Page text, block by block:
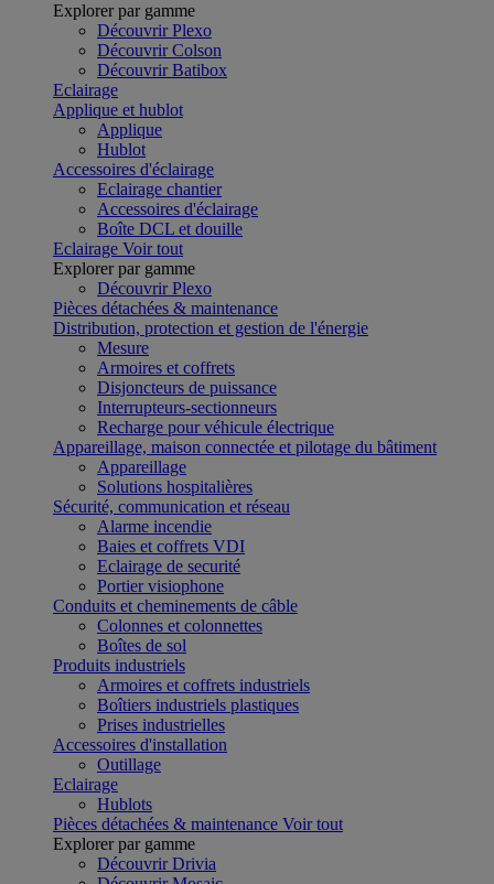
Explorer par gamme
Découvrir Plexo
Découvrir Colson
Découvrir Batibox
Eclairage
Applique et hublot
Applique
Hublot
Accessoires d'éclairage
Eclairage chantier
Accessoires d'éclairage
Boîte DCL et douille
Eclairage Voir tout
Explorer par gamme
Découvrir Plexo
Pièces détachées & maintenance
Distribution, protection et gestion de l'énergie
Mesure
Armoires et coffrets
Disjoncteurs de puissance
Interrupteurs-sectionneurs
Recharge pour véhicule électrique
Appareillage, maison connectée et pilotage du bâtiment
Appareillage
Solutions hospitalières
Sécurité, communication et réseau
Alarme incendie
Baies et coffrets VDI
Eclairage de securité
Portier visiophone
Conduits et cheminements de câble
Colonnes et colonnettes
Boîtes de sol
Produits industriels
Armoires et coffrets industriels
Boîtiers industriels plastiques
Prises industrielles
Accessoires d'installation
Outillage
Eclairage
Hublots
Pièces détachées & maintenance Voir tout
Explorer par gamme
Découvrir Drivia